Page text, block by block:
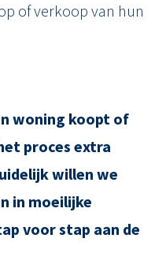
of verkoop van hun
woning koopt of
proces extra
willen we
in moeilijke
voor stap aan de